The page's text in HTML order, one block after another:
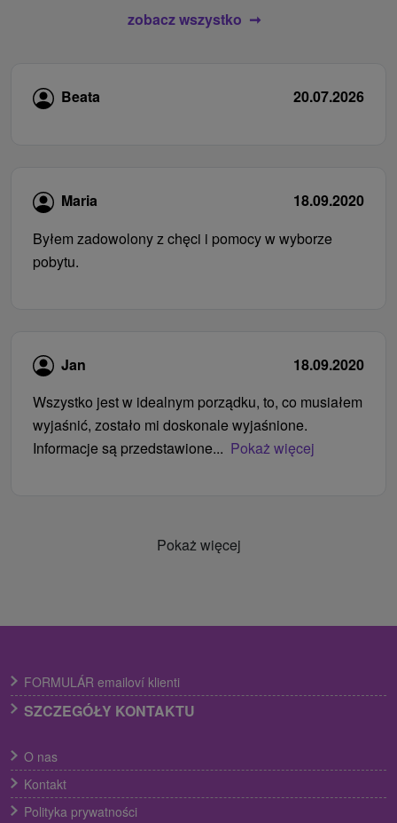
zobacz wszystko
Beata 20.07.2026
Maria
18.09.2020
Byłem zadowolony z chęci i pomocy w wyborze
pobytu.
Jan
18.09.2020
Wszystko jest w idealnym porządku, to, co musiałem
wyjaśnić, zostało mi doskonale wyjaśnione.
Informacje są przedstawione... Pokaż więcej
Pokaż więcej
FORMULÁR emailoví klienti
SZCZEGÓŁY KONTAKTU
O nas
Kontakt
Polityka prywatności